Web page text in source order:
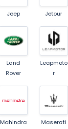
Jeep Jetour
Land
Rover
Leapmoto
r
Mahindra Maserati